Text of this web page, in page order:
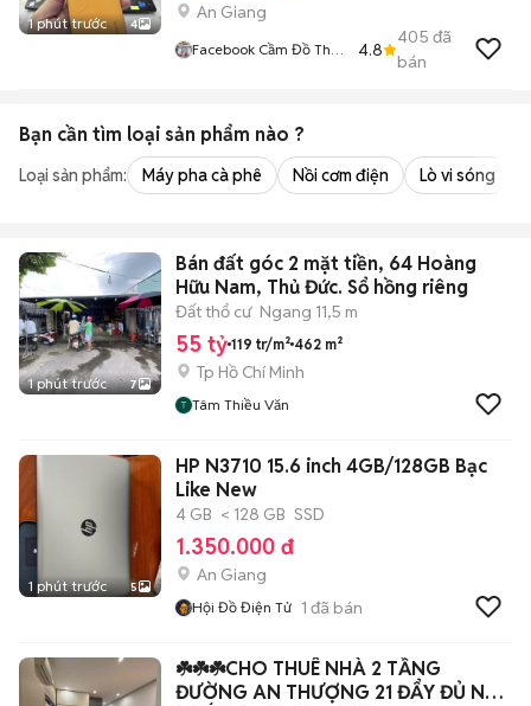
1 phút trước 4
An Giang
Facebook Cầm Đồ Thúy
4.8
405 đã
bán
Bạn cần tìm loại sản phẩm nào ?
Loại sản phẩm: Máy pha cà phê Nồi cơm điện Lò vi sóng
1 phút trước 7
Bán đất góc 2 mặt tiền, 64 Hoàng
Hữu Nam, Thủ Đức. Sổ hồng riêng
Đất thổ cư Ngang 11,5 m
55 tỷ 119 tr/m² 462 m²
Tp Hồ Chí Minh
Tâm Thiều Văn
1 phút trước 5
HP N3710 15.6 inch 4GB/128GB Bạc
Like New
4 GB < 128 GB SSD
1.350.000 đ
An Giang
Hội Đồ Điện Tử 1 đã bán
☘️☘️☘️CHO THUÊ NHÀ 2 TẦNG
ĐƯỜNG AN THƯỢNG 21 ĐẨY ĐỦ NỘI